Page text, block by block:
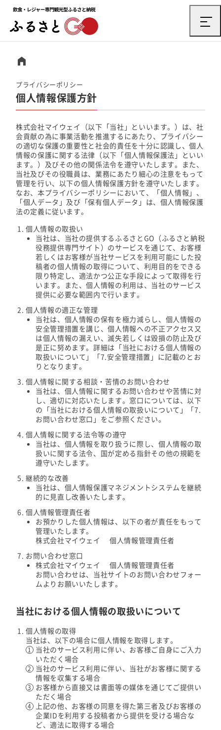
プライバシーポリシー
個人情報保護方針
株式会社マイウェイ（以下「当社」といいます。）は、社
会貢献の為に事業活動を推進するにあたり、プライバシー
の適切な保護の重要性と社会的責任を十分に認識し、個人
情報の保護に関する法律（以下「個人情報保護法」といい
ます。）及びその他の関係法令を遵守いたします。また、
当社及びその役職員は、業務にあたり細心の注意をもって
管理を行い、以下の個人情報保護方針を遵守いたします。
なお、本プライバシーポリシーにおいて、「個人情報」、
「個人データ」及び「保有個人データ」は、個人情報保護
法の定義に従います。
個人情報の取扱い
当社は、当社の提供するふるさとGO（ふるさと納税
役務提供専門サイト）のサービスを通じて、お客様
若しくはお客様が当社サービスを利用可能にした投
稿者の個人情報の取得について、利用目的をできる
限り特定し、適法かつ公正な手段によって取得を行
います。また、個人情報の利用は、当社のサービス
提供に必要な範囲内で行います。
個人情報の適正な管理
当社は、個人情報の保有を極力減らし、個人情報の
安全管理措置を講じ、個人情報への不正アクセス又
は個人情報の漏えい、滅失若しくは毀損の防止及び
是正に努めます。詳細は「当社における個人情報の
取扱いについて」「7.安全管理措置」に記載のとお
りとなります。
個人情報に関する相談・苦情のお問い合わせ
当社は、個人情報に関するお問い合わせや苦情に対
し、適切に対応いたします。窓口については、以下
の「当社における個人情報の取扱いについて」「7.
お問い合わせ窓口」をご参照ください。
個人情報に関する法令等の遵守
当社は、個人情報を取り扱うに際し、個人情報の取
扱いに関する法令、国が定める指針その他の規範を
遵守いたします。
継続的な改善
当社は、個人情報保護マネジメントシステムを継続
的に見直し改善いたします。
個人情報管理責任者
お預かりした個人情報は、以下の者が責任をもって
管理いたします。
株式会社マイウェイ 個人情報管理責任者
お問い合わせ窓口
株式会社マイウェイ 個人情報管理責任者
お問い合わせは、当社サイトのお問い合わせフォー
ムよりお願いいたします。
当社における個人情報の取扱いについて
個人情報の取得
当社は、以下の場合に個人情報を取得します。
当社のサービス利用に伴い、お客様ご自身にご入力
いただく場合
当社のサービス利用に伴い、当社がお客様に関する
情報を収集する場合
お客様から直接又は書面等の媒体を通じてご提供い
ただく場合
上記の他、お客様の同意を得た第三者及びお客様の
企業IDを利用する投稿者から提供を受ける場合な
ど、適法に取得する場合